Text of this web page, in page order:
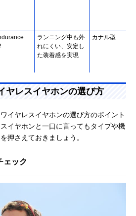
ランニング中も外
れにくい、安定し
た装着感を実現
カナル型
ト、コスパの良い
（開放型）
ショック
骨伝導と空気伝導
ヤレスイヤホンの選び方
イヤレスイヤホンの選び方のポイント
イヤホンと一口に言ってもタイプや機
押さえておきましょう。
ェック